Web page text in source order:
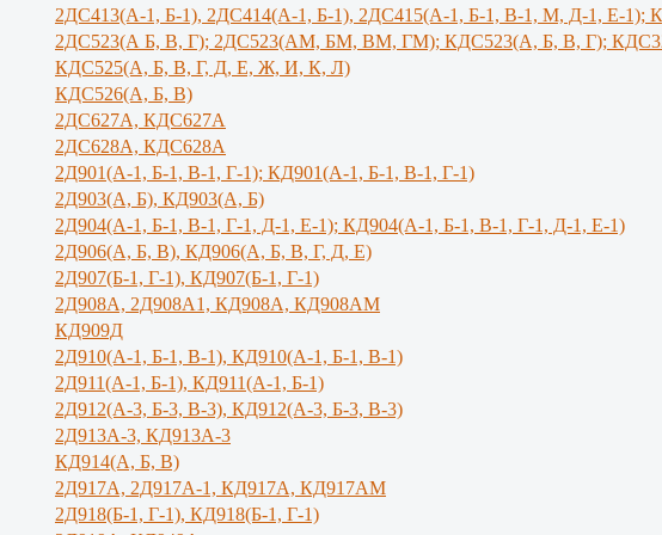
2ДС413(А-1, Б-1), 2ДС414(А-1, Б-1), 2ДС415(А-1, Б-1, В-1, М, Д-1, Е-
2ДС523(А Б, В, Г); 2ДС523(АМ, БМ, ВМ, ГМ); КДС523(А, Б, В, Г);
КДС525(А, Б, В, Г, Д, Е, Ж, И, К, Л)
КДС526(А, Б, В)
2ДС627А, КДС627А
2ДС628А, КДС628А
2Д901(А-1, Б-1, В-1, Г-1); КД901(А-1, Б-1, В-1, Г-1)
2Д903(А, Б), КД903(А, Б)
2Д904(А-1, Б-1, В-1, Г-1, Д-1, Е-1); КД904(А-1, Б-1, В-1, Г-1, Д-1, Е-1)
2Д906(А, Б, В), КД906(А, Б, В, Г, Д, Е)
2Д907(Б-1, Г-1), КД907(Б-1, Г-1)
2Д908А, 2Д908А1, КД908А, КД908АМ
КД909Д
2Д910(А-1, Б-1, В-1), КД910(А-1, Б-1, В-1)
2Д911(А-1, Б-1), КД911(А-1, Б-1)
2Д912(А-3, Б-3, В-3), КД912(А-3, Б-3, В-3)
2Д913А-3, КД913А-3
КД914(А, Б, В)
2Д917А, 2Д917A-1, КД917А, КД917АМ
2Д918(Б-1, Г-1), КД918(Б-1, Г-1)